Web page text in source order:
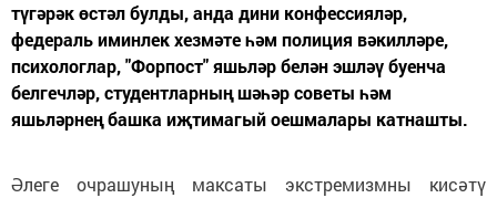
түгәрәк өстәл булды, анда дини конфессияләр,
федераль иминлек хезмәте һәм полиция вәкилләре,
психологлар, "Форпост" яшьләр белән эшләү буенча
белгечләр, студентларның шәһәр советы һәм
яшьләрнең башка иҗтимагый оешмалары катнашты.
Әлеге очрашуның максаты экстремизмны кисәтү